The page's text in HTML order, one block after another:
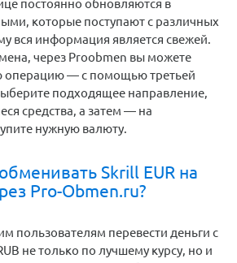
постоянно обновляются в
которые поступают с различных
вся информация является свежей.
через Proobmen вы можете
операцию — с помощью третьей
подходящее направление,
средства, а затем — на
нужную валюту.
Skrill EUR на
Pro-Obmen.ru?
пользователям перевести деньги c
не только по лучшему курсу, но и